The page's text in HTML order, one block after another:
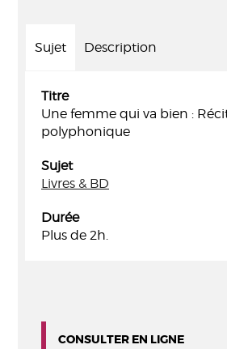
Sujet Description
Titre
Une femme qui va bien :
polyphonique
Sujet
Livres & BD
Durée
Plus de 2h.
CONSULTER EN LIGNE